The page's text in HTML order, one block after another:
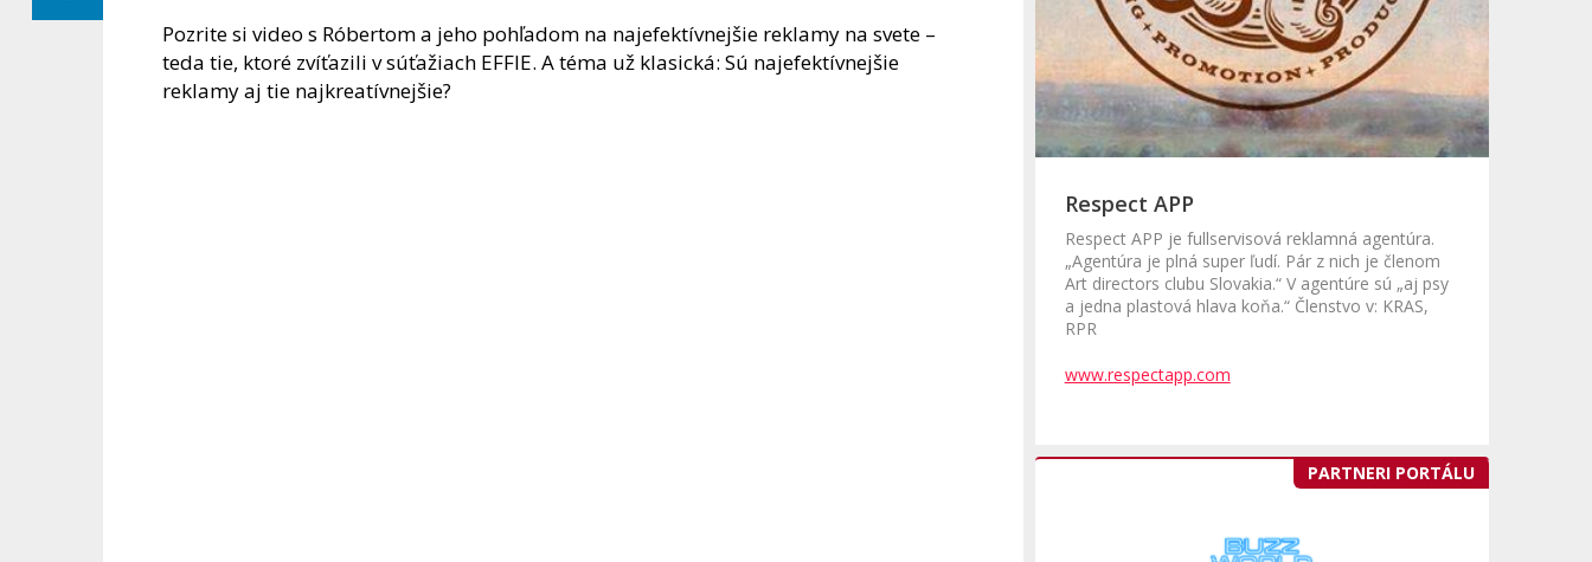
Pozrite si video s Róbertom a jeho pohľadom na najefektívnejšie reklamy na svete –
teda tie, ktoré zvíťazili v súťažiach EFFIE. A téma už klasická: Sú najefektívnejšie
reklamy aj tie najkreatívnejšie?
Respect APP
Respect APP je fullservisová reklamná agentúra.
„Agentúra je plná super ľudí. Pár z nich je členom
Art directors clubu Slovakia.“ V agentúre sú „aj psy
a jedna plastová hlava koňa.“ Členstvo v: KRAS,
RPR
www.respectapp.com
PARTNERI PORTÁLU